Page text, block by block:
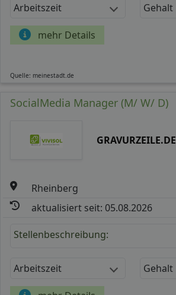
Arbeitszeit Gehalt
mehr Details
Quelle: meinestadt.de
SocialMedia Manager (M/ W/ D)
GRAVURZEILE.DE
Rheinberg
aktualisiert seit: 05.08.2026
Stellenbeschreibung:
Arbeitszeit Gehalt